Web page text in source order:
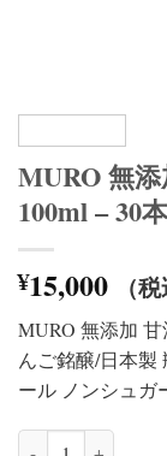
MURO 無
100ml – 30
¥15,000 （
MURO 無添加
んご銘醸/日本製
ール ノンシュガ
MURO 無添加 甘